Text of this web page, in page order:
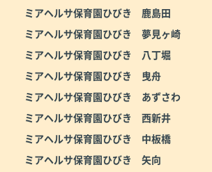
ミアヘルサ保育園ひびき 鹿島田
ミアヘルサ保育園ひびき 夢見ヶ崎
ミアヘルサ保育園ひびき 八丁堀
ミアヘルサ保育園ひびき 曳舟
ミアヘルサ保育園ひびき あずさわ
ミアヘルサ保育園ひびき 西新井
ミアヘルサ保育園ひびき 中板橋
ミアヘルサ保育園ひびき 矢向